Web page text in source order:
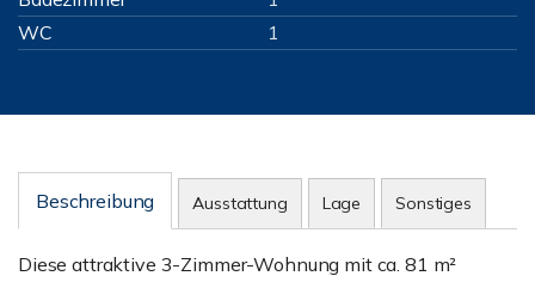
WC
1
Beschreibung Ausstattung Lage Sonstiges
Diese attraktive 3-Zimmer-Wohnung mit ca. 81 m²